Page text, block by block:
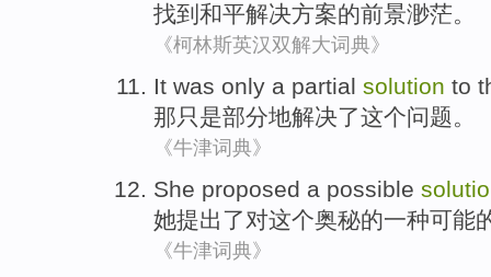
找到 和平解决方案的前景渺茫。
《柯林斯英汉双解大词典》
It was only a partial solution to
那只是部分地解决了这个问题。
《牛津词典》
She proposed a possible
她提出了对这个奥秘的一种可能
《牛津词典》